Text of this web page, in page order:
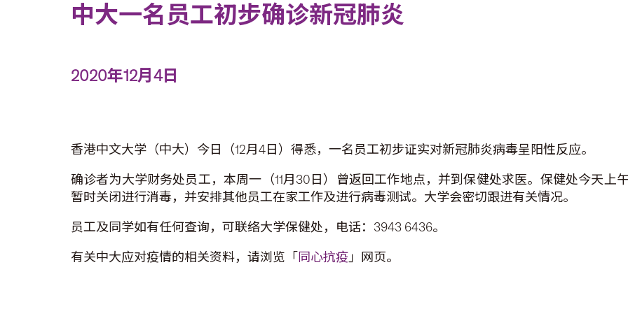
中大一名员工初步确诊新冠肺炎
2020年12月4日
香港中文大学（中大）今日（12月4日）得悉，一名员工初步证实对新冠肺炎病毒呈阳性反应。
确诊者为大学财务处员工，本周一（11月30日）曾返回工作地点，并到保健处求医。保健处今天上
暂时关闭进行消毒，并安排其他员工在家工作及进行病毒测试。大学会密切跟进有关情况。
员工及同学如有任何查询，可联络大学保健处，电话：3943 6436。
有关中大应对疫情的相关资料，请浏览「同心抗疫」网页。